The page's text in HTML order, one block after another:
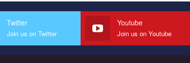
Twitter
Join us on Twitter
Youtube
Join us on Youtube